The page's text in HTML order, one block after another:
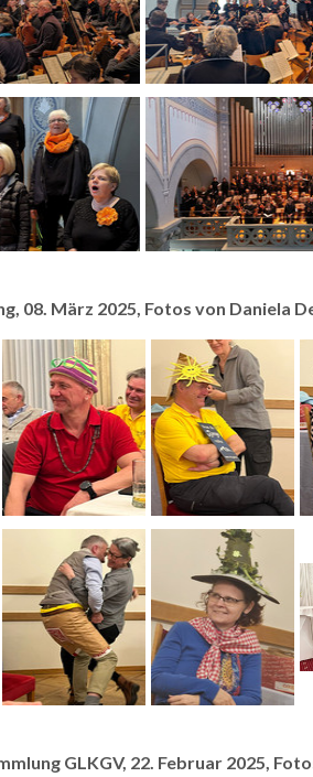
08. März 2025, Fotos von Daniela
GLKGV, 22. Februar 2025,